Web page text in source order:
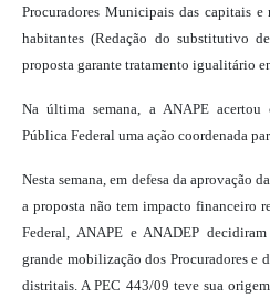
Procuradores Municipais das capitais
habitantes (Redação do substitutivo
proposta garante tratamento igualitário
Na última semana, a ANAPE
Pública Federal uma ação coordenada
Nesta semana, em defesa da aprovação
a proposta não tem impacto financeiro
Federal, ANAPE e ANADEP
grande mobilização dos Procuradores e
distritais. A PEC 443/09 teve sua